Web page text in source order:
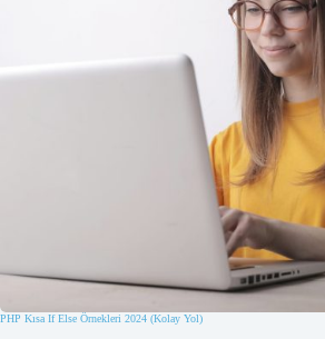
PHP Kısa If Else Örnekleri 2024 (Kolay Yol)